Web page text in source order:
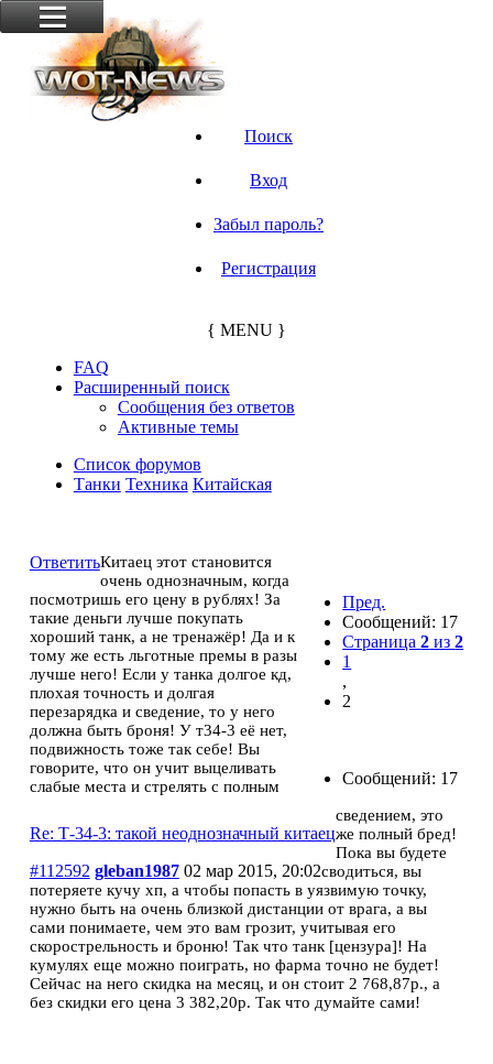
Поиск
Вход
Забыл пароль?
Регистрация
{ MENU }
FAQ
Расширенный поиск
Сообщения без ответов
Активные темы
Список форумов
Танки Техника Китайская
Пред.
Сообщений: 17
Страница2 из2
1
,
2
Сообщений: 17
Ответить
Re: Т-34-3: такой неоднозначный китаец
#112592 gleban1987 02 мар 2015, 20:02
Китаец этот становится
очень однозначным, когда
посмотришь его цену в рублях! За
такие деньги лучше покупать
хороший танк, а не тренажёр! Да и к
тому же есть льготные премы в разы
лучше него! Если у танка долгое кд,
плохая точность и долгая
перезарядка и сведение, то у него
должна быть броня! У т34-3 её нет,
подвижность тоже так себе! Вы
говорите, что он учит выцеливать
слабые места и стрелять с полным
сведением, это
же полный бред!
Пока вы будете
сводиться, вы
потеряете кучу хп, а чтобы попасть в уязвимую точку,
нужно быть на очень близкой дистанции от врага, а вы
сами понимаете, чем это вам грозит, учитывая его
скорострельность и броню! Так что танк [цензура]! На
кумулях еще можно поиграть, но фарма точно не будет!
Сейчас на него скидка на месяц, и он стоит 2 768,87р., а
без скидки его цена 3 382,20р. Так что думайте сами!